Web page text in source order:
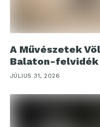
A Művészetek
Balaton-felvidék
JÚLIUS 31, 2026